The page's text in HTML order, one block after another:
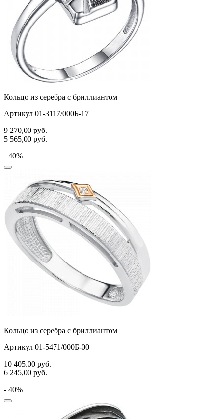
Кольцо из серебра с бриллиантом
Артикул 01-3117/000Б-17
9 270,00 руб.
5 565,00 руб.
- 40%
Кольцо из серебра с бриллиантом
Артикул 01-5471/000Б-00
10 405,00 руб.
6 245,00 руб.
- 40%